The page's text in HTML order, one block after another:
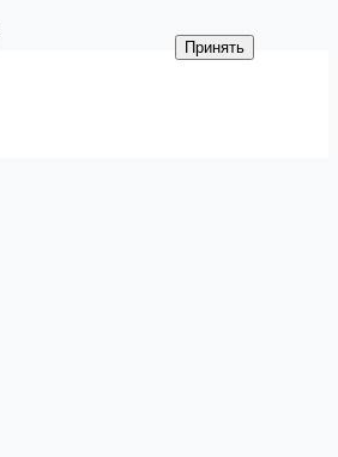
Принять